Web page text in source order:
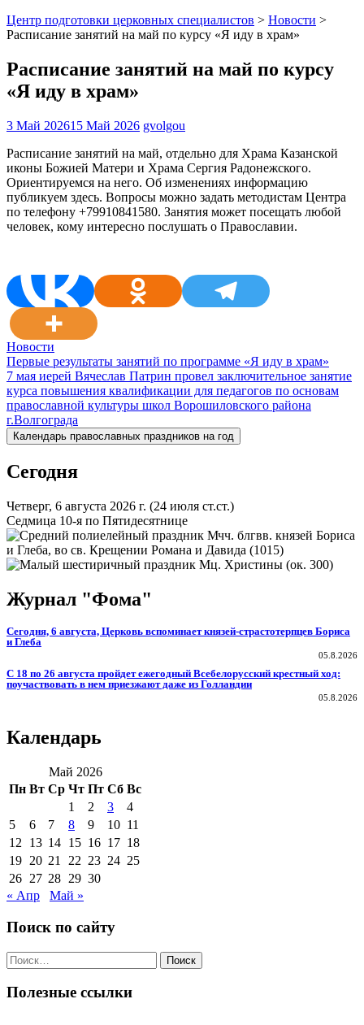
Центр подготовки церковных специалистов > Новости >
Расписание занятий на май по курсу «Я иду в храм»
Расписание занятий на май по курсу
«Я иду в храм»
3 Май 202615 Май 2026 gvolgou
Расписание занятий на май, отдельно для Храма Казанской
иконы Божией Матери и Храма Сергия Радонежского.
Ориентируемся на него. Об изменениях информацию
публикуем здесь. Вопросы можно задать методистам Центра
по телефону +79910841580. Занятия может посещать любой
человек, кому интересно послушать о Православии.
Новости
Навигация
по
записям
Первые результаты занятий по программе «Я иду в храм»
7 мая иерей Вячеслав Патрин провел заключительное занятие
курса повышения квалификации для педагогов по основам
православной культуры школ Ворошиловского района
г.Волгограда
Календарь православных праздников на год
Сегодня
Четверг, 6 августа 2026 г. (24 июля ст.ст.)
Седмица 10-я по Пятидесятнице
Мчч. блгвв. князей Бориса
и Глеба, во св. Крещении Романа и Давида (1015)
Мц. Христины (ок. 300)
Журнал "Фома"
Сегодня, 6 августа, Церковь вспоминает князей-страстотерпцев Бориса
и Глеба
05.8.2026
С 18 по 26 августа пройдет ежегодный Всебелорусский крестный ход:
поучаствовать в нем приезжают даже из Голландии
05.8.2026
Календарь
Май 2026
Пн Вт Ср Чт Пт Сб Вс
1
2 3
4
5
6 7 8 9 10 11
12
13 14 15 16 17 18
19 20 21 22 23 24 25
26 27 28 29 30
« Апр
Май »
Поиск по сайту
Поиск
по:
Полезные ссылки